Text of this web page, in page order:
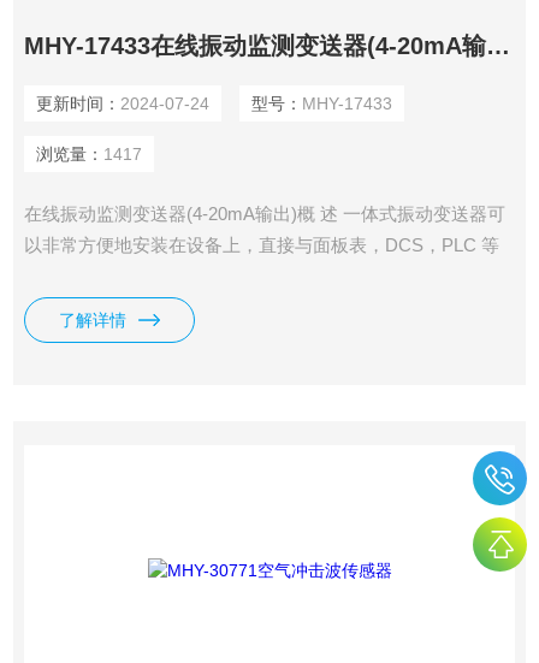
MHY-17433在线振动监测变送器(4-20mA输出)
更新时间： 2024-07-24 型号： MHY-17433
浏览量： 1417
在线振动监测变送器(4-20mA输出)概 述 一体式振动变送器可
以非常方便地安装在设备上，直接与面板表，DCS，PLC 等
测。 一体式振动变送器，是将磁电式速度传感器、传感器、
变送器集成为一体后，输出振动的速度真有效值或位移峰峰
了解详情